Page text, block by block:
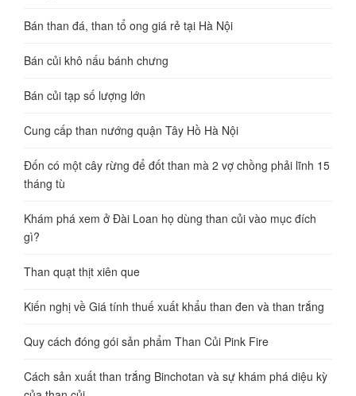
Bán than đá, than tổ ong giá rẻ tại Hà Nội
Bán củi khô nấu bánh chưng
Bán củi tạp số lượng lớn
Cung cấp than nướng quận Tây Hồ Hà Nội
Đốn có một cây rừng để đốt than mà 2 vợ chồng phải lĩnh 15
tháng tù
Khám phá xem ở Đài Loan họ dùng than củi vào mục đích
gì?
Than quạt thịt xiên que
Kiến nghị về Giá tính thuế xuất khẩu than đen và than trắng
Quy cách đóng gói sản phẩm Than Củi Pink Fire
Cách sản xuất than trắng Binchotan và sự khám phá diệu kỳ